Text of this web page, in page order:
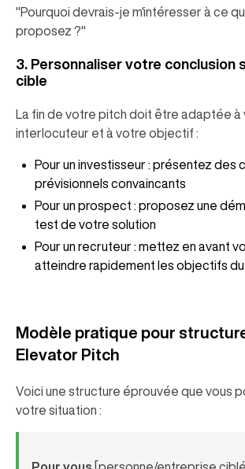
"Pourquoi devrais-je m'intéresser à ce
proposez ?"
3. Personnaliser votre conclusion
cible
La fin de votre pitch doit être adaptée à
interlocuteur et à votre objectif :
Pour un investisseur : présentez des
prévisionnels convaincants
Pour un prospect : proposez une
test de votre solution
Pour un recruteur : mettez en avant
atteindre rapidement les objectifs
Modèle pratique pour
Elevator Pitch
Voici une structure éprouvée que vous
votre situation :
Pour vous [personne/entreprise